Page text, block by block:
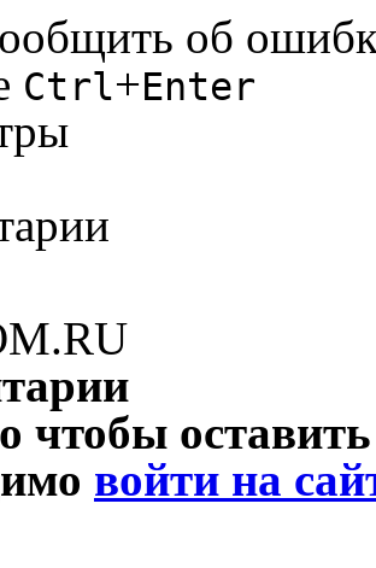
об
Ctrl+Enter
чтобы
войти на